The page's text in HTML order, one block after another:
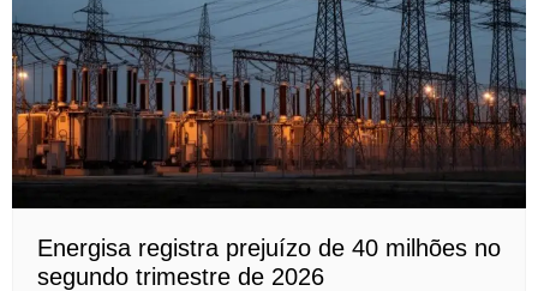
Energisa registra prejuízo de 40 milhões no
segundo trimestre de 2026